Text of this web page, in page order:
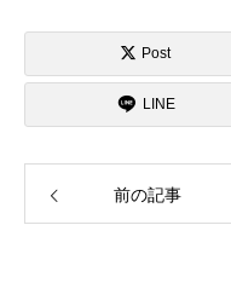
Post
LINE
前の記事